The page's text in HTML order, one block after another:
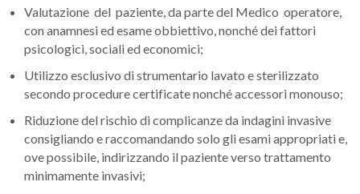
Valutazione del paziente, da parte del Medico operatore,
con anamnesi ed esame obbiettivo, nonché dei fattori
psicologici, sociali ed economici;
Utilizzo esclusivo di strumentario lavato e sterilizzato
secondo procedure certificate nonché accessori monouso;
Riduzione del rischio di complicanze da indagini invasive
consigliando e raccomandando solo gli esami appropriati e,
ove possibile, indirizzando il paziente verso trattamento
minimamente invasivi;